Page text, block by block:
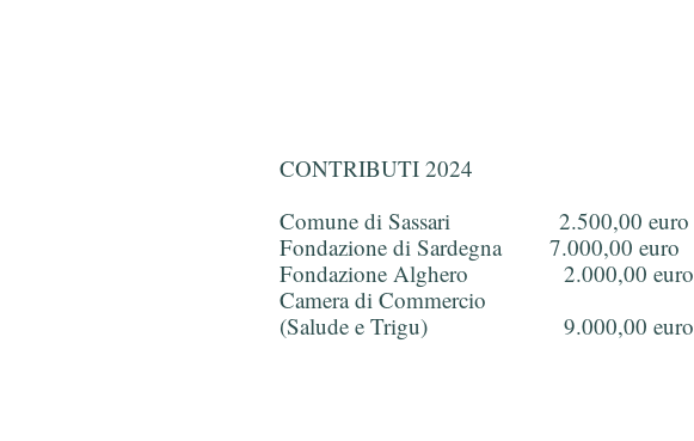
CONTRIBUTI 2024
Comune di Sassari 2.500,00 euro
Fondazione di Sardegna 7.000,00 euro
Fondazione Alghero 2.000,00 euro
Camera di Commercio
(Salude e Trigu) 9.000,00 euro